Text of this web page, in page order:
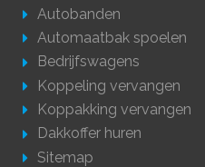
Autobanden
Automaatbak spoelen
Bedrijfswagens
Koppeling vervangen
Koppakking vervangen
Dakkoffer huren
Sitemap